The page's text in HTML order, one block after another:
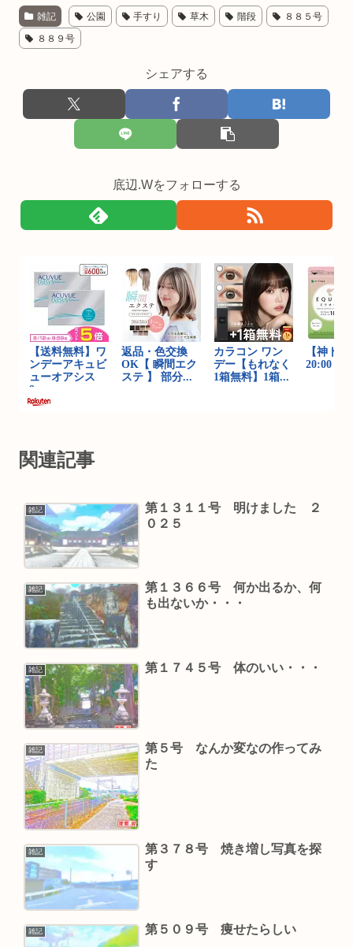
雑記 公園 手すり 草木 階段 ８８５号
８８９号
シェアする
底辺.Wをフォローする
関連記事
雑記
第１３１１号 明けました ２
０２５
雑記
第１３６６号 何か出るか、何
も出ないか・・・
雑記 第１７４５号 体のいい・・・
雑記
第５号 なんか変なの作ってみ
た
雑記
第３７８号 焼き増し写真を探
す
雑記 第５０９号 痩せたらしい